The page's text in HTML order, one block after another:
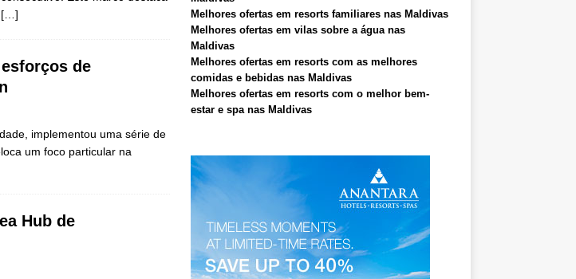
[…]
de
implementou uma série de
um foco particular na
Hub de
Melhores ofertas em resorts familiares nas Maldivas
Melhores ofertas em vilas sobre a água nas
Maldivas
Melhores ofertas em resorts com as melhores
comidas e bebidas nas Maldivas
Melhores ofertas em resorts com o melhor bem-
estar e spa nas Maldivas